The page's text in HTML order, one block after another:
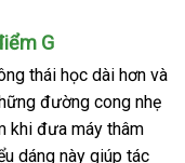
G
thái học dài hơn cung
cấp
và
đường cong nhẹ
khi đưa máy thâm
dáng này giúp tác